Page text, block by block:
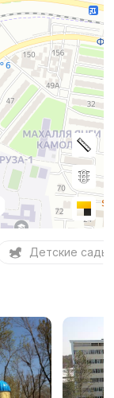
Детские сады